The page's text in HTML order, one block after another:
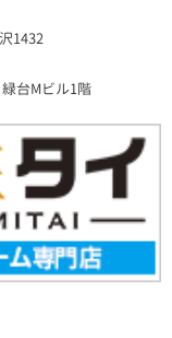
1432
台Mビル1階